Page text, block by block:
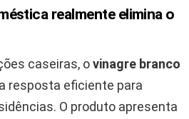
realmente elimina o
caseiras, ovinagre branco
resposta eficiente para
O produto apresenta